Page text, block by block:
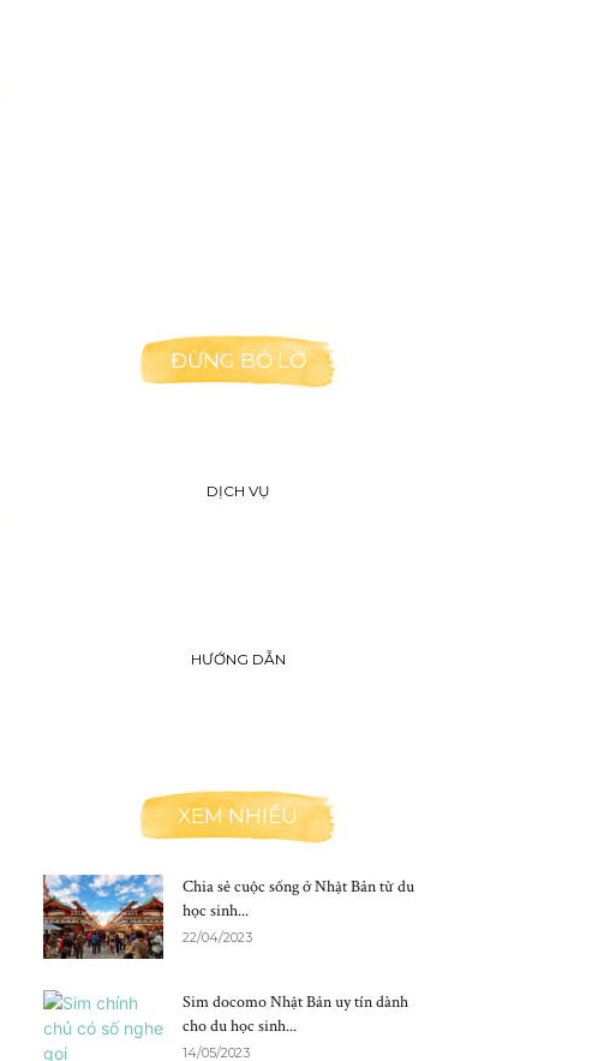
ĐỪNG BỎ LỠ
DỊCH VỤ
HƯỚNG DẪN
XEM NHIỀU
Chia sẻ cuộc sống ở Nhật Bản từ du
học sinh...
22/04/2023
Sim docomo Nhật Bản uy tín dành
cho du học sinh...
14/05/2023